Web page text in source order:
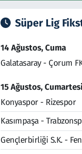
Süper Lig
14 Ağustos, Cuma
Galatasaray - Çorum
15 Ağustos, Cumartesi
Konyaspor - Rizespor
Kasımpaşa -
Gençlerbirliği S.K. -